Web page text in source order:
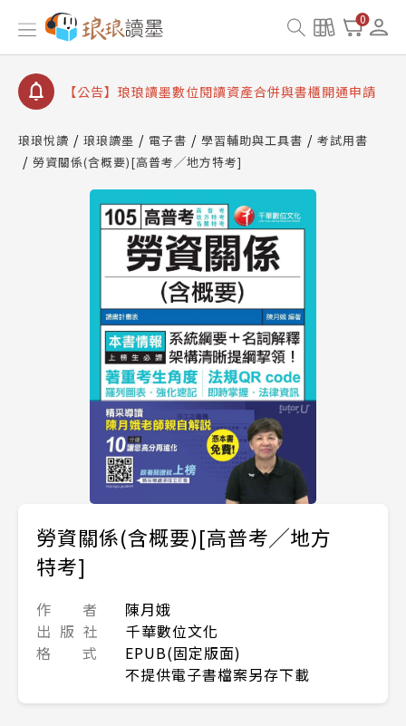
0
【公告】因 Readmoo 讀墨系統維護中，本站同步暫
停部分閱讀服務
【公告】琅琅讀墨書櫃開通常見問題
【公告】琅琅讀墨 3 分鐘完成書櫃開通與資產合併申
請圖文教學
【公告】琅琅書店服務升級重要說明及資產合併結果
【公告】因 Readmoo 讀墨系統維護中，本站同步暫
停部分閱讀服務
琅琅悅讀 琅琅讀墨 電子書 學習輔助與工具書
考試用書
勞資關係(含概要)[高普考╱地方特考]
勞資關係(含概要)[高普考╱地方
特考]
作 者
陳月娥
出 版 社
千華數位文化
格 式
EPUB(固定版面)
不提供電子書檔案另存下載